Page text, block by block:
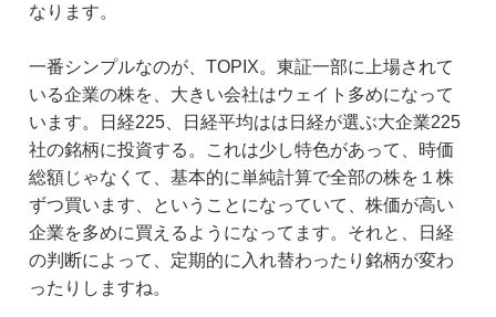
なります。
一番シンプルなのが、TOPIX。東証一部に上場されて
いる企業の株を、大きい会社はウェイト多めになって
います。日経225、日経平均はは日経が選ぶ大企業225
社の銘柄に投資する。これは少し特色があって、時価
総額じゃなくて、基本的に単純計算で全部の株を１株
ずつ買います、ということになっていて、株価が高い
企業を多めに買えるようになってます。それと、日経
の判断によって、定期的に入れ替わったり銘柄が変わ
ったりしますね。